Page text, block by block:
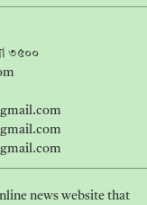
৩৫০০
news website that